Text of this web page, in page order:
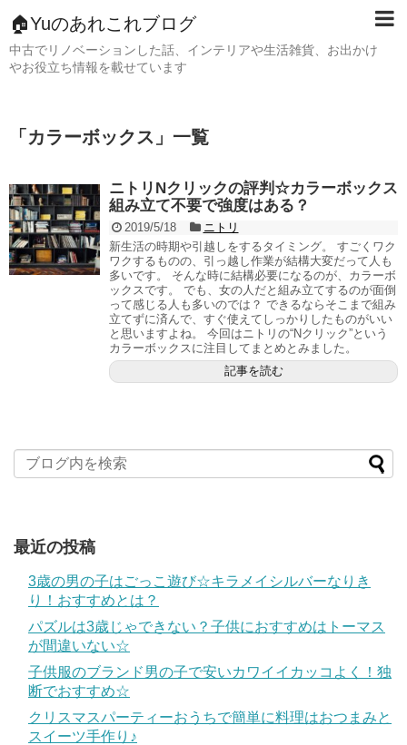
🏠Yuのあれこれブログ
中古でリノベーションした話、インテリアや生活雑貨、お出かけ
やお役立ち情報を載せています
「 カラーボックス 」 一覧
ニトリNクリックの評判☆カラーボックス
組み立て不要で強度はある？
2019/5/18
ニトリ
新生活の時期や引越しをするタイミング。 すごくワク
ワクするものの、引っ越し作業が結構大変だって人も
多いです。 そんな時に結構必要になるのが、カラーボ
ックスです。 でも、女の人だと組み立てするのが面倒
って感じる人も多いのでは？ できるならそこまで組み
立てずに済んで、すぐ使えてしっかりしたものがいい
と思いますよね。 今回はニトリの“Nクリック”という
カラーボックスに注目してまとめとみました。
記事を読む
最近の投稿
3歳の男の子はごっこ遊び☆キラメイシルバーなりき
り！おすすめとは？
パズルは3歳じゃできない？子供におすすめはトーマス
が間違いない☆
子供服のブランド男の子で安いカワイイカッコよく！独
断でおすすめ☆
クリスマスパーティーおうちで簡単に料理はおつまみと
スイーツ手作り♪